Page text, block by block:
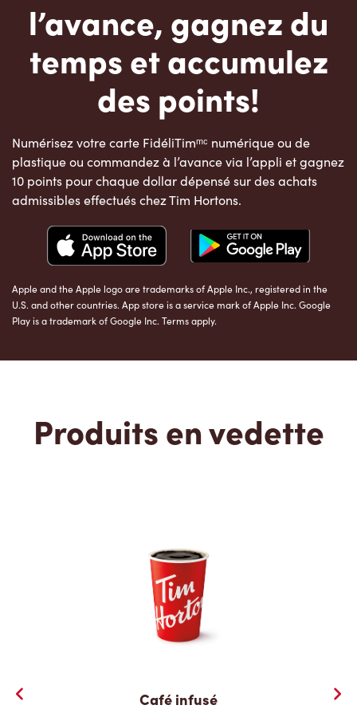
l’avance, gagnez du
temps et accumulez
des points!
Numérisez votre carte FidéliTimᵐᶜ numérique ou de
plastique ou commandez à l’avance via l’appli et gagnez
10 points pour chaque dollar dépensé sur des achats
admissibles effectués chez Tim Hortons.
Apple and the Apple logo are trademarks of Apple Inc., registered in the
U.S. and other countries. App store is a service mark of Apple Inc. Google
Play is a trademark of Google Inc. Terms apply.
Produits en vedette
Café infusé